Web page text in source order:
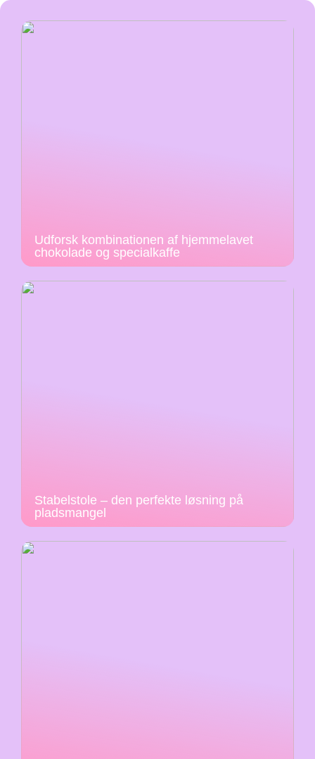
Udforsk kombinationen af hjemmelavet
chokolade og specialkaffe
Stabelstole – den perfekte løsning på
pladsmangel